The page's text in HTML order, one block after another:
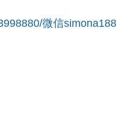
微信simona188